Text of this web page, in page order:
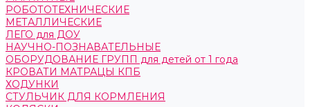
РОБОТОТЕХНИЧЕСКИЕ
МЕТАЛЛИЧЕСКИЕ
ЛЕГО для ДОУ
НАУЧНО-ПОЗНАВАТЕЛЬНЫЕ
ОБОРУДОВАНИЕ ГРУПП для детей от 1 года
КРОВАТИ МАТРАЦЫ КПБ
ХОДУНКИ
СТУЛЬЧИК ДЛЯ КОРМЛЕНИЯ